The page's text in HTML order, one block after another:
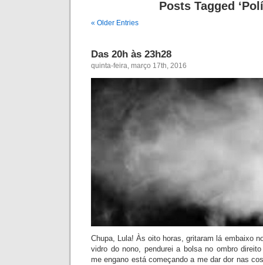
Posts Tagged
« Older Entries
Das 20h às 23h28
quinta-feira, março 17th, 2016
Chupa, Lula! Às oito horas, gritaram lá embaixo
vidro do nono, pendurei a bolsa no ombro
me engano está começando a me dar dor nas